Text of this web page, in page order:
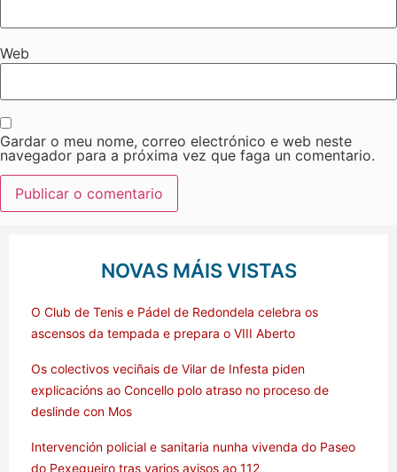
Web
Gardar o meu nome, correo electrónico e web neste
navegador para a próxima vez que faga un comentario.
NOVAS MÁIS VISTAS
O Club de Tenis e Pádel de Redondela celebra os
ascensos da tempada e prepara o VIII Aberto
Os colectivos veciñais de Vilar de Infesta piden
explicacións ao Concello polo atraso no proceso de
deslinde con Mos
Intervención policial e sanitaria nunha vivenda do Paseo
do Pexegueiro tras varios avisos ao 112